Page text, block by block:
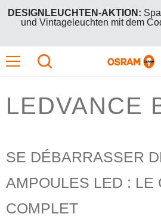
DESIGNLEUCHTEN-AKTION:
und Vintageleuchten mit dem
GRATIS AKTION:
Kauf zwei +1
günstigere (oder gleichpreisige)
DESIGNLEUCHTEN-AKTION:
und Vintageleuchten mit dem
GRATIS AKTION:Kauf zwei +1
günstigere (oder gleichpreisige)
LEDVANCE
SE DÉBARRASSER
AMPOULES LED : LE
COMPLET